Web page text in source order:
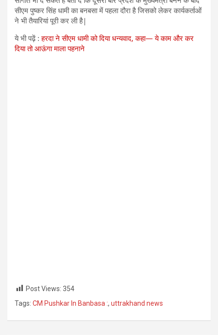
सीएम पुष्कर सिंह धामी का बनबसा में पहला दौरा है जिसको लेकर कार्यकर्ताओं
ने भी तैयारियां पूरी कर ली है|
ये भी पढ़ें :हरदा ने सीएम धामी को दिया धन्यवाद, कहा— ये काम और कर
दिया तो आऊंगा माला पहनाने
Post Views: 354
Tags: CM Pushkar In Banbasa :, uttrakhand news